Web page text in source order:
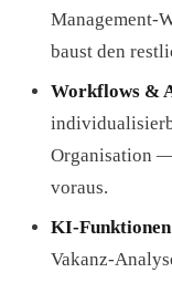
Management-
baust den
Workflows &
Organisation
voraus.
KI-
Vakanz-